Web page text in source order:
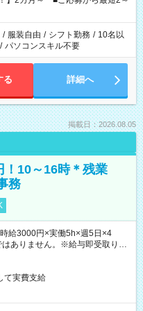
。 合計で週40時間を超える場
/ 服装自由 / シフト勤務 / 10名以
/ パソコンスキル不要
る 詳細へ
掲載日：2026.08.05
！10～16時＊残業
務
給3000円×実働5h×週5日×4
ありません。※給与即受取りサ
て実費支給